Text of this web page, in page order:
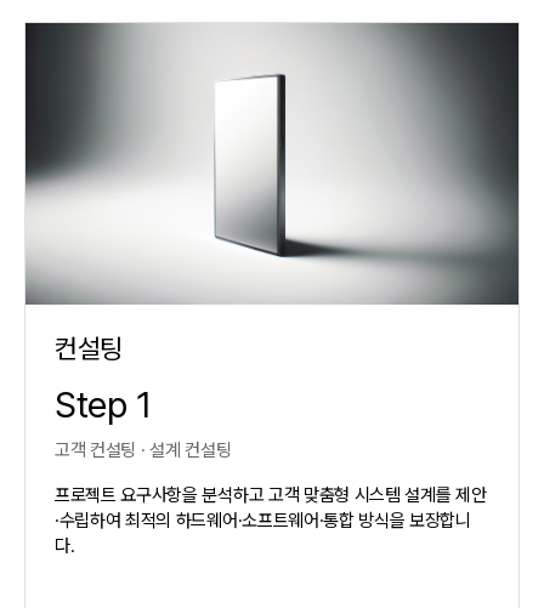
컨설팅
Step 1
고객 컨설팅 · 설계 컨설팅
프로젝트 요구사항을 분석하고 고객 맞춤형 시스템 설계를 제안
·수립하여 최적의 하드웨어·소프트웨어·통합 방식을 보장합니
다.